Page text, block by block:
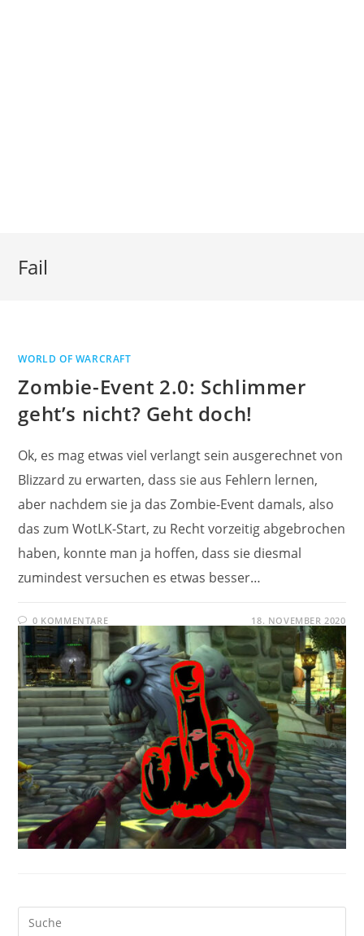
Fail
WORLD OF WARCRAFT
Zombie-Event 2.0: Schlimmer
geht’s nicht? Geht doch!
Ok, es mag etwas viel verlangt sein ausgerechnet von
Blizzard zu erwarten, dass sie aus Fehlern lernen,
aber nachdem sie ja das Zombie-Event damals, also
das zum WotLK-Start, zu Recht vorzeitig abgebrochen
haben, konnte man ja hoffen, dass sie diesmal
zumindest versuchen es etwas besser…
0 KOMMENTARE 18. NOVEMBER 2020